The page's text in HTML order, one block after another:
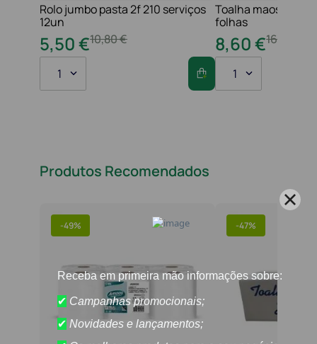
Rolo jumbo pasta 2f 210 serviços
12un
10,80€
5,50€
1
Toalha maos 2f
folhas
16
8,60€
1
Produtos Recomendados
-49% -47%